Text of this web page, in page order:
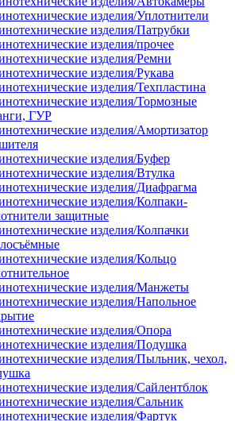
изделия/Уплотнители
изделия/Патрубки
изделия/прочее
изделия/Ремни
изделия/Рукава
изделия/Техпластина
изделия/Тормозные
ГУР
изделия/Амортизатор
изделия/Буфер
изделия/Втулка
изделия/Диафрагма
изделия/Колпаки-
защитные
изделия/Колпачки
изделия/Кольцо
изделия/Манжеты
изделия/Напольное
изделия/Опора
изделия/Подушка
изделия/Пыльник, чехол,
изделия/Сайлентблок
изделия/Сальник
изделия/Фартук